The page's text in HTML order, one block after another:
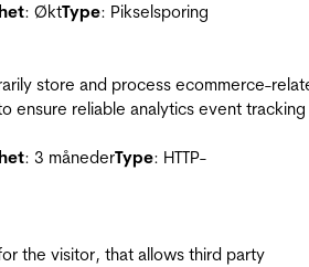
: ØktType: Pikselsporing
store and process ecommerce-
ensure reliable analytics event tracking
: 3 månederType: HTTP-
the visitor, that allows third party